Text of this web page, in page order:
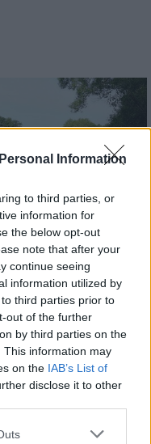
Information
to third parties, or
information for
the below opt-out
note that after your
continue seeing
information utilized by
third parties prior to
out of the further
by third parties on the
This information may
on the IAB’s List of
disclose it to other
one or more Google
környezetre, hogy a